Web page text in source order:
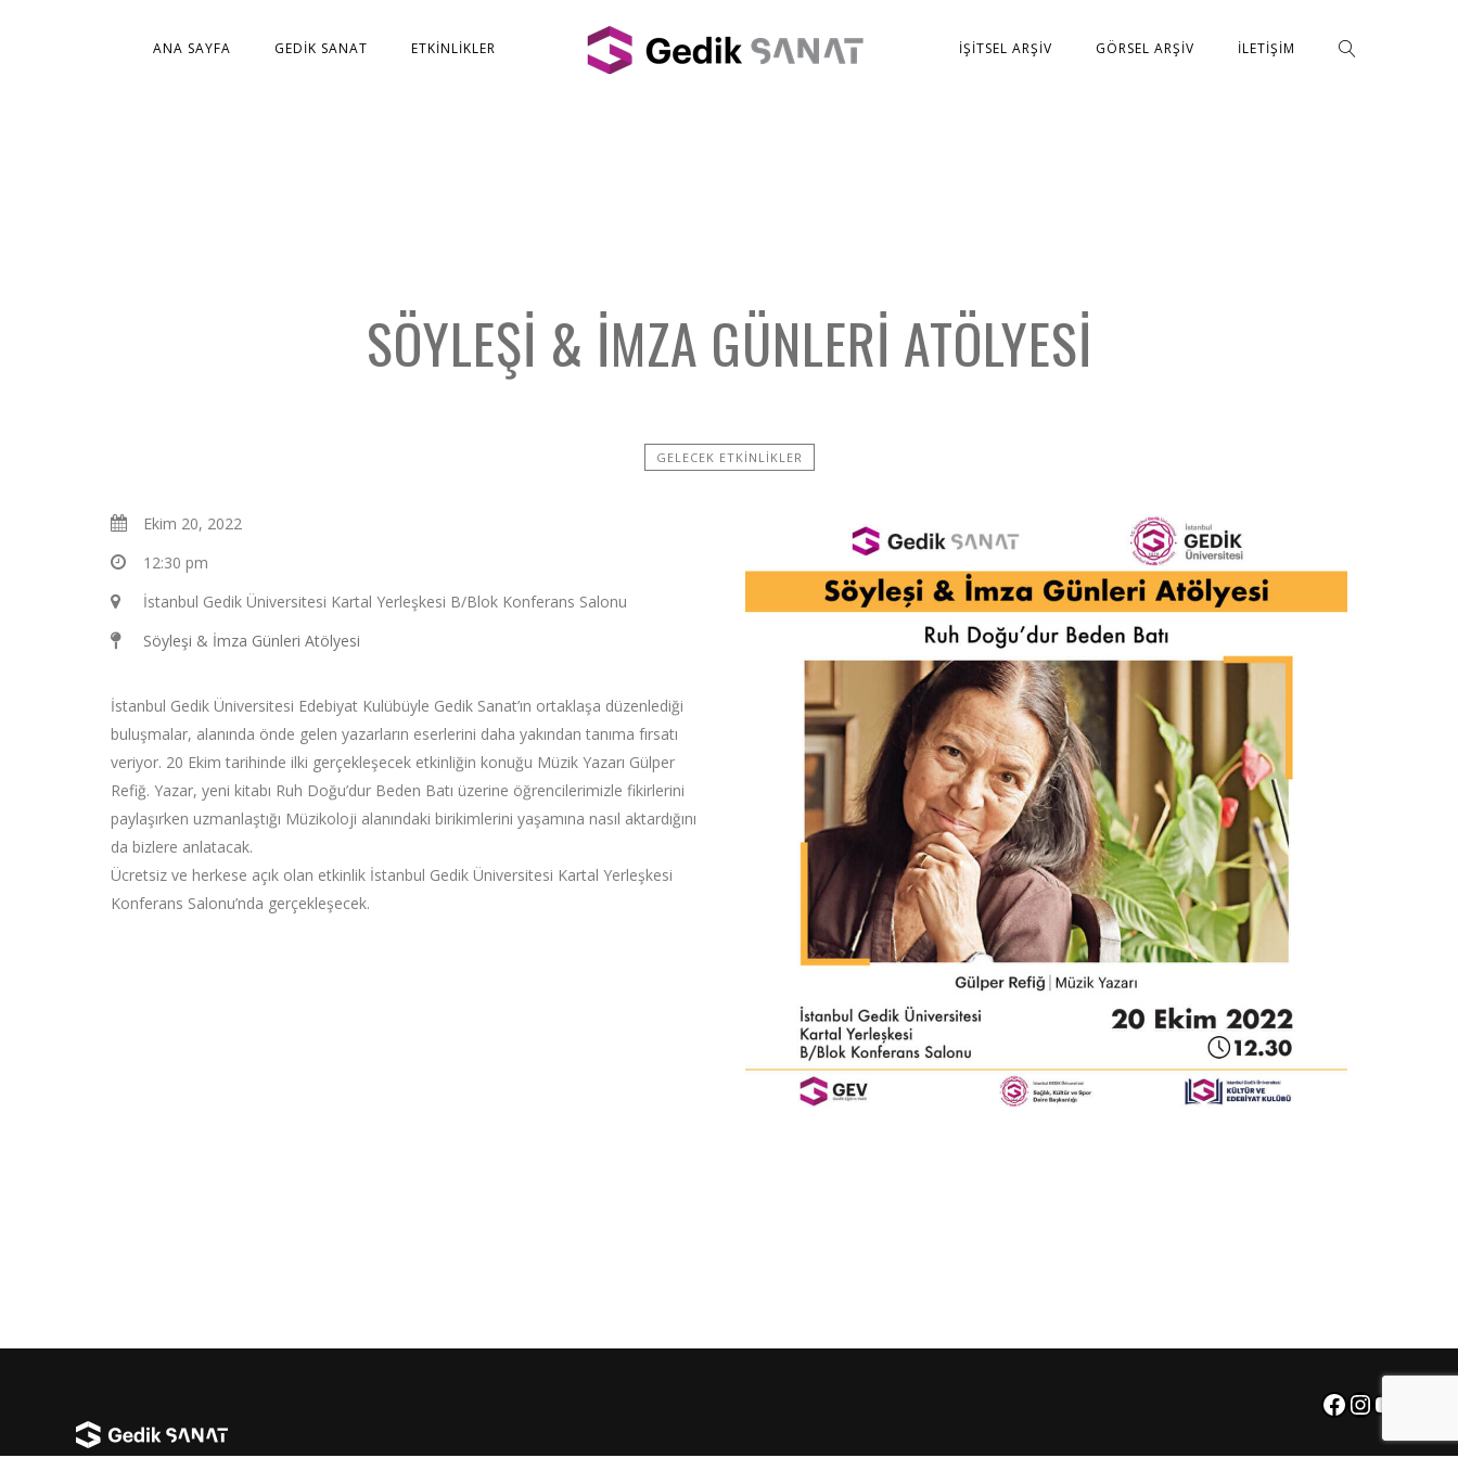
ANA SAYFA GEDIK SANAT ETKINLIKLER İŞITSEL ARŞIV GÖRSEL ARŞIV İLETIŞIM
SÖYLEŞI & İMZA GÜNLERI ATÖLYESI
GELECEK ETKINLIKLER
Ekim 20, 2022
12:30 pm
İstanbul Gedik Üniversitesi Kartal Yerleşkesi B/Blok Konferans Salonu
Söyleşi & İmza Günleri Atölyesi
İstanbul Gedik Üniversitesi Edebiyat Kulübüyle Gedik Sanat’ın ortaklaşa düzenlediği
buluşmalar, alanında önde gelen yazarların eserlerini daha yakından tanıma fırsatı
veriyor. 20 Ekim tarihinde ilki gerçekleşecek etkinliğin konuğu Müzik Yazarı Gülper
Refiğ. Yazar, yeni kitabı Ruh Doğu’dur Beden Batı üzerine öğrencilerimizle fikirlerini
paylaşırken uzmanlaştığı Müzikoloji alanındaki birikimlerini yaşamına nasıl aktardığını
da bizlere anlatacak.
Ücretsiz ve herkese açık olan etkinlik İstanbul Gedik Üniversitesi Kartal Yerleşkesi
Konferans Salonu’nda gerçekleşecek.
Facebook